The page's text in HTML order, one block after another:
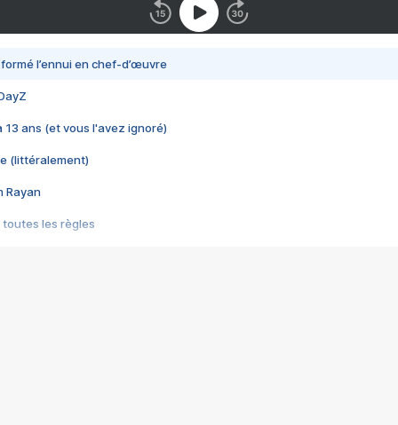
l’ennui en chef-d’œuvre
13 ans (et vous l'avez ignoré)
(littéralement)
Rayan
toutes les règles